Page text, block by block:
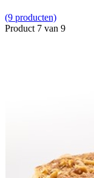
(9 producten)
Product 7 van 9